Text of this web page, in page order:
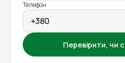
Телефон
Перевірити, чи